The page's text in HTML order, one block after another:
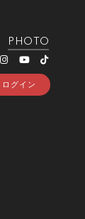
PHOTO
ログイン